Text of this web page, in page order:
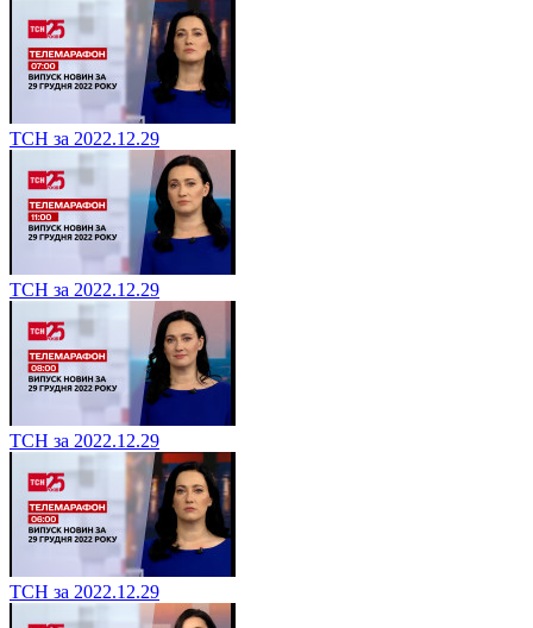
ТСН за 2022.12.29
ТСН за 2022.12.29
ТСН за 2022.12.29
ТСН за 2022.12.29